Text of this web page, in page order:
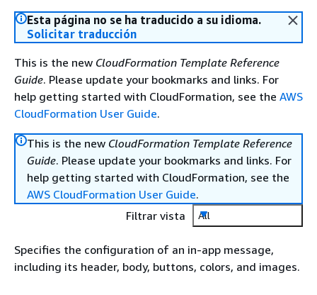
Esta página no se ha traducido a su idioma.
Solicitar traducción
This is the new CloudFormation Template Reference
Guide. Please update your bookmarks and links. For
help getting started with CloudFormation, see the AWS
CloudFormation User Guide.
This is the new CloudFormation Template Reference
Guide. Please update your bookmarks and links. For
help getting started with CloudFormation, see the
AWS CloudFormation User Guide.
Filtrar vista
All
Specifies the configuration of an in-app message,
including its header, body, buttons, colors, and images.